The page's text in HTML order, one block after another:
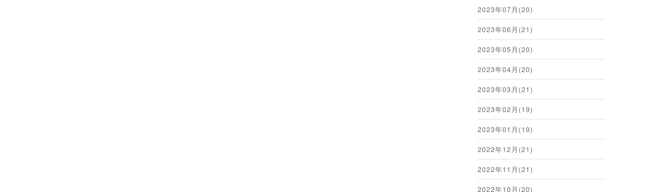
2023年07月(20)
2023年06月(21)
2023年05月(20)
2023年04月(20)
2023年03月(21)
2023年02月(19)
2023年01月(19)
2022年12月(21)
2022年11月(21)
2022年10月(20)